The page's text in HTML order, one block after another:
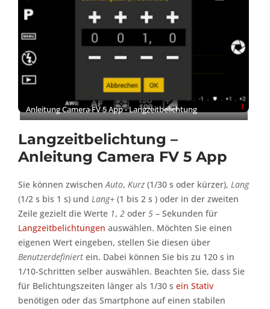
Anleitung Camera FV 5 App - Langzeitbelichtung
Langzeitbelichtung –
Anleitung Camera FV 5 App
Sie können zwischenAuto, Kurz (1/30 s oder kürzer), Lang
(1/2 s bis 1 s) und Lang+ (1 bis 2 s ) oder in der zweiten
Zeile gezielt die Werte 1, 2 oder 5 – Sekunden für
Langzeitbelichtungen auswählen. Möchten Sie einen
eigenen Wert eingeben, stellen Sie diesen über
Benutzerdefiniert ein. Dabei können Sie bis zu 120 s in
1/10-Schritten selber auswählen. Beachten Sie, dass Sie
für Belichtungszeiten länger als 1/30 s ein Stativ
benötigen oder das Smartphone auf einen stabilen